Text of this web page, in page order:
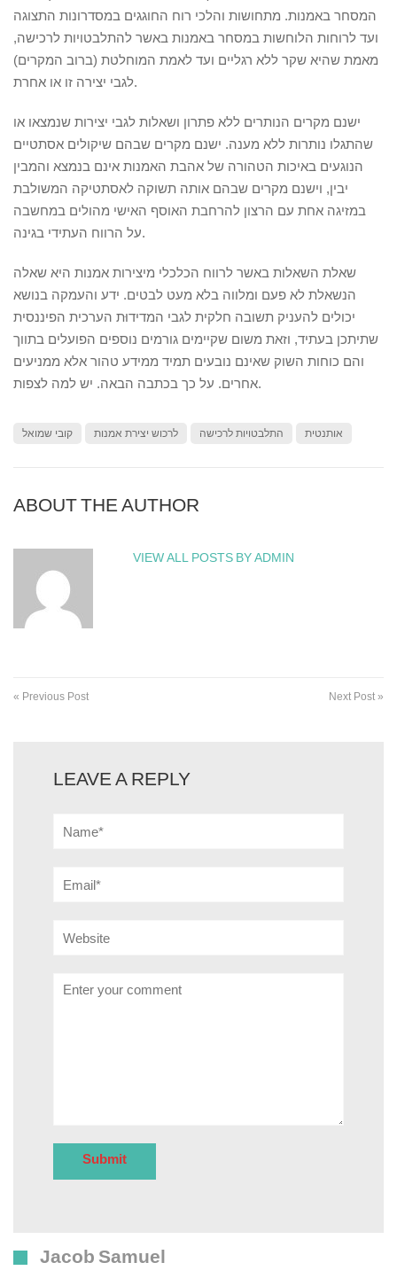
המסחר באמנות. מתחושות והלכי רוח החוגגים במסדרונות התצוגה
ועד לרוחות הלוחשות במסחר באמנות באשר להתלבטויות לרכישה,
מאמת שהיא שקר ללא רגליים ועד לאמת המוחלטת (ברוב המקרים)
לגבי יצירה זו או אחרת.
ישנם מקרים הנותרים ללא פתרון ושאלות לגבי יצירות שנמצאו או
שהתגלו נותרות ללא מענה. ישנם מקרים שבהם שיקולים אסתטיים
הנוגעים באיכות הטהורה של אהבת האמנות אינם בנמצא והמבין
יבין, וישנם מקרים שבהם אותה תשוקה לאסתטיקה המשולבת
במזיגה אחת עם הרצון להרחבת האוסף האישי מהולים במחשבה
על הרווח העתידי בגינה.
שאלת השאלות באשר לרווח הכלכלי מיצירות אמנות היא שאלה
הנשאלת לא פעם ומלווה בלא מעט לבטים. ידע והעמקה בנושא
יכולים להעניק תשובה חלקית לגבי המדידוּת הערכית הפיננסית
שתיתכן בעתיד, וזאת משום שקיימים גורמים נוספים הפועלים בתווך
והם כוחות השוק שאינם נובעים תמיד ממידע טהור אלא ממניעים
אחרים. על כך בכתבה הבאה. יש למה לצפות.
אותנטית התלבטויות לרכישה לרכוש יצירת אמנות קובי שמואל
ABOUT THE AUTHOR
VIEW ALL POSTS BY ADMIN
« Previous Post Next Post »
LEAVE A REPLY
Jacob Samuel